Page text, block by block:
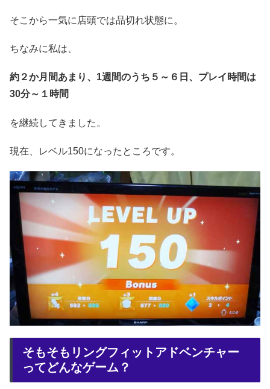
そこから一気に店頭では品切れ状態に。
ちなみに私は、
約２か月間あまり、1週間のうち５～６日、プレイ時間は
30分～１時間
を継続してきました。
現在、レベル150になったところです。
そもそもリングフィットアドベンチャー
ってどんなゲーム？